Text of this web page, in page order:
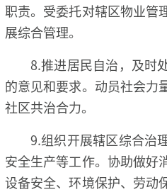
职责。受委托对辖区物业管
展综合管理。
8.推进居民自治，及时
的意见和要求。动员社会力
社区共治合力。
9.组织开展辖区综合治
安全生产等工作。协助做好
设备安全、环境保护、劳动